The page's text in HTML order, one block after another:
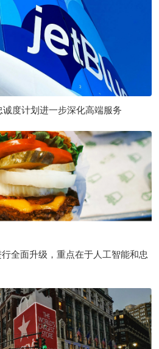
度计划进一步深化高端服务
全面升级，重点在于人工智能和忠